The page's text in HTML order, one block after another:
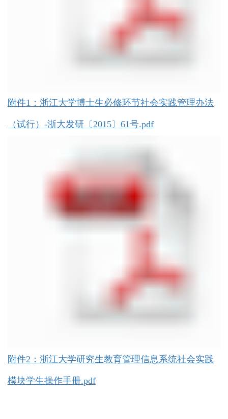
附件1：浙江大学博士生必修环节社会实践管理办法
（试行）-浙大发研〔2015〕61号.pdf
附件2：浙江大学研究生教育管理信息系统社会实践
模块学生操作手册.pdf